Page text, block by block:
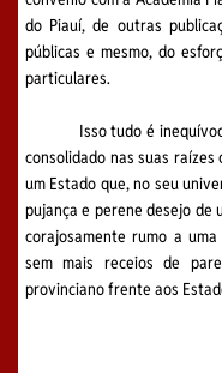
do Piauí, de outras
públicas e mesmo, do
particulares.
Isso tudo é inequívoca
consolidado nas suas
um Estado que, no seu
pujança e perene desejo
corajosamente rumo a
sem mais receios de
provinciano frente aos